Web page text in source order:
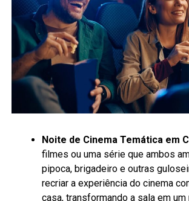
Noite de Cinema Temática em
filmes ou uma série que ambos
pipoca, brigadeiro e outras
recriar a experiência do cinema
casa, transformando a sala em